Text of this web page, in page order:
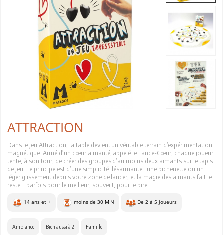
ATTRACTION
Dans le jeu Attraction, la table devient un véritable terrain d’expérimentation
magnétique. Armé d’un cœur aimanté, appelé le Lance-Cœur, chaque joueur
tente, à son tour, de créer des groupes d’au moins deux aimants sur le tapis
de jeu. Le principe est d’une simplicité désarmante : une pichenette ou un
léger glissement depuis votre zone de lancer, et la magie des aimants fait le
reste… parfois pour le meilleur, souvent, pour le pire.
14 ans et + moins de 30 MIN De 2 à 5 joueurs
Ambiance Bien aussi à 2 Famille